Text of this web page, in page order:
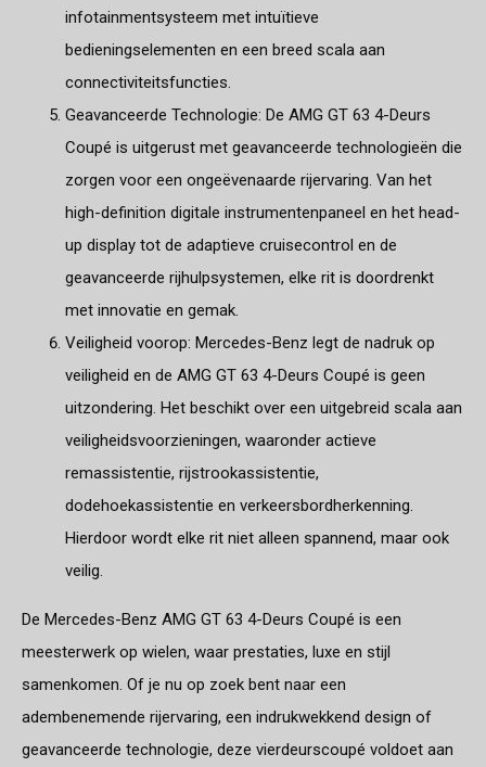
infotainmentsysteem met intuïtieve
bedieningselementen en een breed scala aan
connectiviteitsfuncties.
Geavanceerde Technologie: De AMG GT 63 4-Deurs
Coupé is uitgerust met geavanceerde technologieën die
zorgen voor een ongeëvenaarde rijervaring. Van het
high-definition digitale instrumentenpaneel en het head-
up display tot de adaptieve cruisecontrol en de
geavanceerde rijhulpsystemen, elke rit is doordrenkt
met innovatie en gemak.
Veiligheid voorop: Mercedes-Benz legt de nadruk op
veiligheid en de AMG GT 63 4-Deurs Coupé is geen
uitzondering. Het beschikt over een uitgebreid scala aan
veiligheidsvoorzieningen, waaronder actieve
remassistentie, rijstrookassistentie,
dodehoekassistentie en verkeersbordherkenning.
Hierdoor wordt elke rit niet alleen spannend, maar ook
veilig.
De Mercedes-Benz AMG GT 63 4-Deurs Coupé is een
meesterwerk op wielen, waar prestaties, luxe en stijl
samenkomen. Of je nu op zoek bent naar een
adembenemende rijervaring, een indrukwekkend design of
geavanceerde technologie, deze vierdeurscoupé voldoet aan